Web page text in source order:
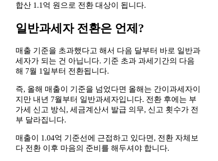
합산 1.1억 원으로 전환 대상이 됩니다.
일반과세자 전환은 언제?
매출 기준을 초과했다고 해서 다음 달부터 바로 일반과
세자가 되는 건 아닙니다. 기준 초과 과세기간의 다음
해 7월 1일부터 전환됩니다.
즉, 올해 매출이 기준을 넘었다면 올해는 간이과세자이
지만 내년 7월부터 일반과세자입니다. 전환 후에는 부
가세 신고 방식, 세금계산서 발급 의무, 신고 횟수가 전
부 달라집니다.
매출이 1.04억 기준선에 근접하고 있다면, 전환 자체보
다 전환 이후 마음의 준비를 해두셔야 합니다.